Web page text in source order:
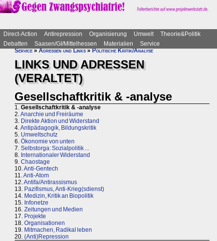
Direct-Action Antirepression Organisierung Umwelt
Theorie&Politik
Debatten
Saasen/GI/Mittelhessen Materialien
Service
Service»Adressen und Links»Politische Kritik/Analyse
LINKS UND ADRESSEN
(VERALTET)
Gesellschaftkritik & -analyse
1. Gesellschaftkritik & -analyse
2.Anarchie und Freiräume
3. Direkte Aktion und Widerstand
4.Antipädagogik, Bildungskritik
5. Umweltschutz
6. Ökonomie von unten
7. Selbstorga: Sozialpolitik ...
8. Internationaler Widerstand
9. Chaostage
10.Anti-Gentech
11.Anti-Atom
12.Antifa/Antirassismus
13. Pazifismus, Anti-Krieg(sdienst)
14. Medizin, Kritik an Biopolitik
15. Infonetze
16. Zeitungen und Medien
17. Projekte
18. Organisationen
19. Mitmachen, Radikal leben
20. (Anti)Repression